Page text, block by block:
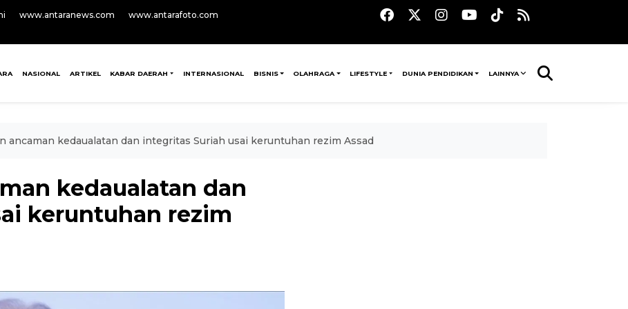
www.antaranews.com
www.antarafoto.com
NASIONAL ARTIKEL KABAR DAERAH INTERNASIONAL BISNIS OLAHRAGA LIFESTYLE DUNIA PENDIDIKAN LAINNYA
ancaman kedaualatan dan integritas Suriah usai keruntuhan rezim Assad
kedaualatan dan
keruntuhan rezim